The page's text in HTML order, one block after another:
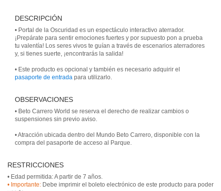
DESCRIPCIÓN
• Portal de la Oscuridad es un espectáculo interactivo aterrador.
¡Prepárate para sentir emociones fuertes y por supuesto pon a prueba
tu valentía! Los seres vivos te guían a través de escenarios aterradores
y, si tienes suerte, ¡encontrarás la salida!
• Este producto es opcional y también es necesario adquirir el
pasaporte de entrada para utilizarlo.
OBSERVACIONES
• Beto Carrero World se reserva el derecho de realizar cambios o
suspensiones sin previo aviso.
• Atracción ubicada dentro del Mundo Beto Carrero, disponible con la
compra del pasaporte de acceso al Parque.
RESTRICCIONES
• Importante: Debe imprimir el boleto electrónico de este producto para poder